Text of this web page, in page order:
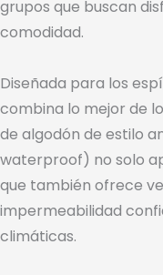
grupos que buscan
comodidad.
Diseñada para los
combina lo mejor de
de algodón de estilo
waterproof) no solo
que también ofrece
impermeabilidad
climáticas.